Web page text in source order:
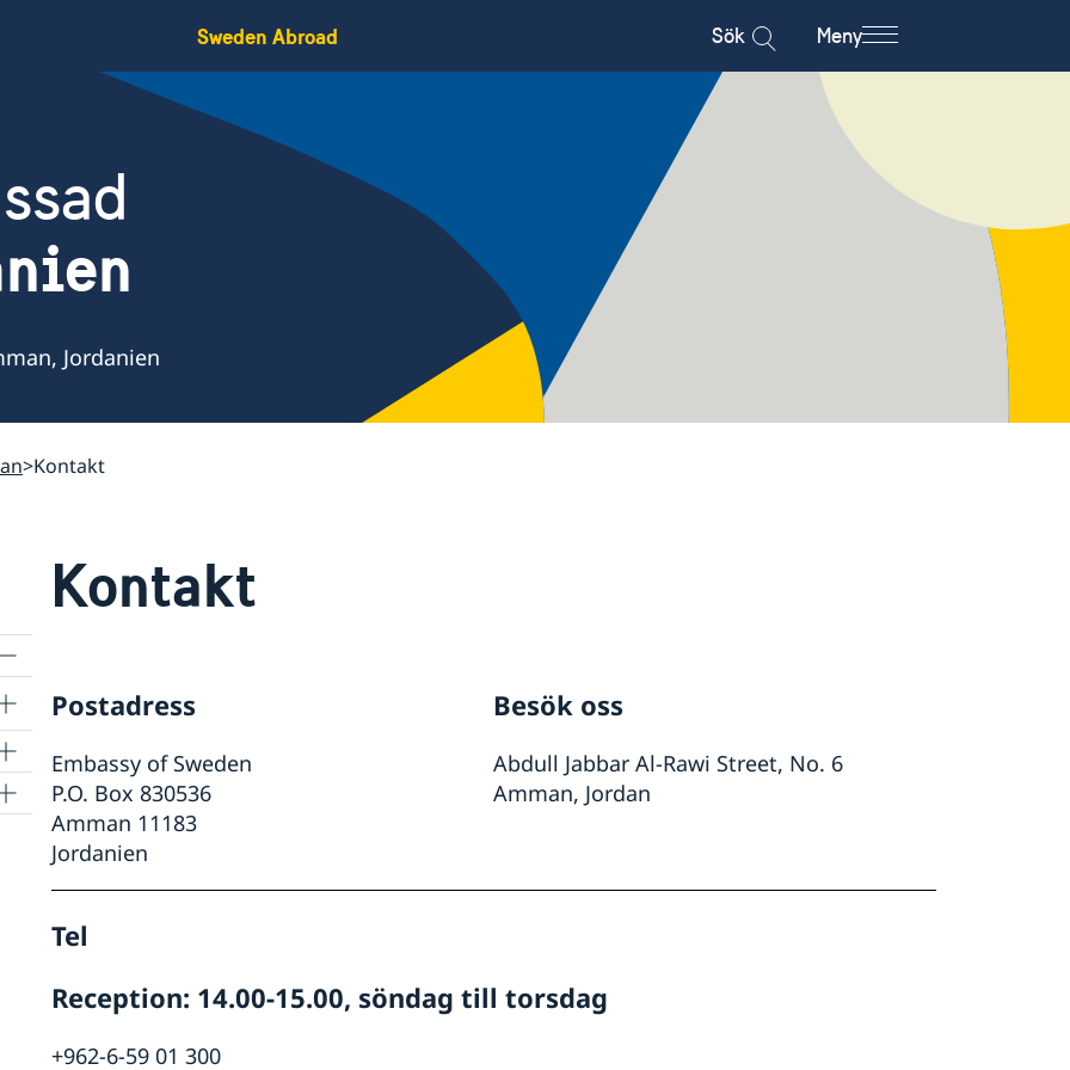
Sweden Abroad Sök Meny
Jordanien
Kontakt
Kontakt
Postadress
Embassy of Sweden
P.O. Box 830536
Amman 11183
Jordanien
Besök oss
Abdull Jabbar Al-Rawi Street, No. 6
Amman, Jordan
Tel
Reception: 14.00-15.00, söndag till torsdag
+962-6-59 01 300